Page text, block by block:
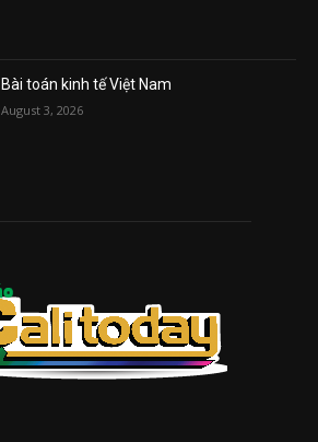
Bài toán kinh tế Việt Nam
August 3, 2026